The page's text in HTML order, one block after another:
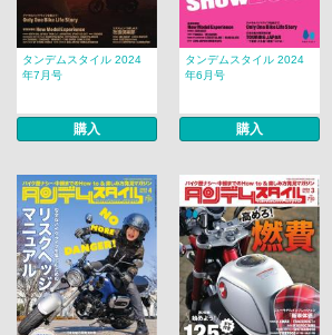
タンデムスタイル 2024
年7月号
購入
タンデムスタイル 2024
年6月号
購入